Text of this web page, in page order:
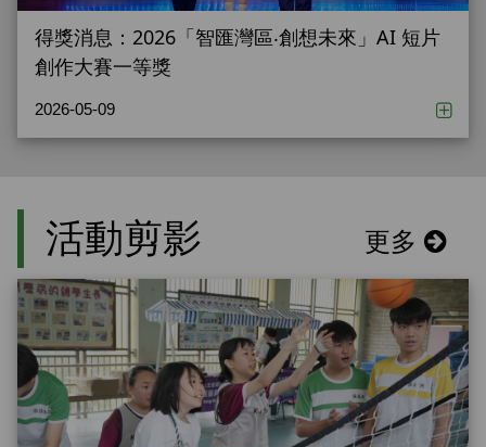
得獎消息：2026「智匯灣區‧創想未來」AI 短片
創作大賽一等獎
2026-05-09
活動剪影 更多